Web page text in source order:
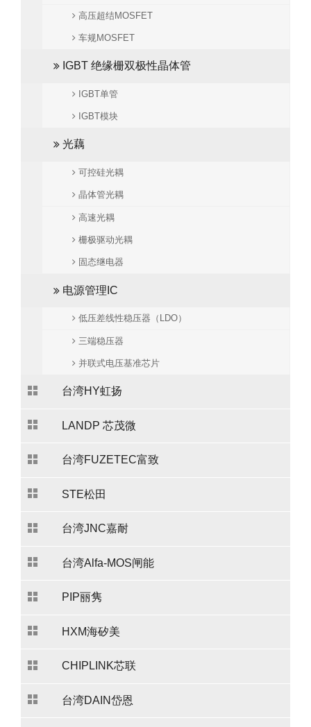
高压超结MOSFET
车规MOSFET
IGBT 绝缘栅双极性晶体管
IGBT单管
IGBT模块
光藕
可控硅光耦
晶体管光耦
高速光耦
栅极驱动光耦
固态继电器
电源管理IC
低压差线性稳压器（LDO）
三端稳压器
并联式电压基准芯片
台湾HY虹扬
LANDP 芯茂微
台湾FUZETEC富致
STE松田
台湾JNC嘉耐
台湾Alfa-MOS闸能
PIP丽隽
HXM海矽美
CHIPLINK芯联
台湾DAIN岱恩